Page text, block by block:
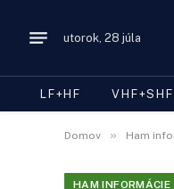
utorok, 28 júla
LF+HF VHF+SHF
Domov » Ham
HAM INFORMÁCIE